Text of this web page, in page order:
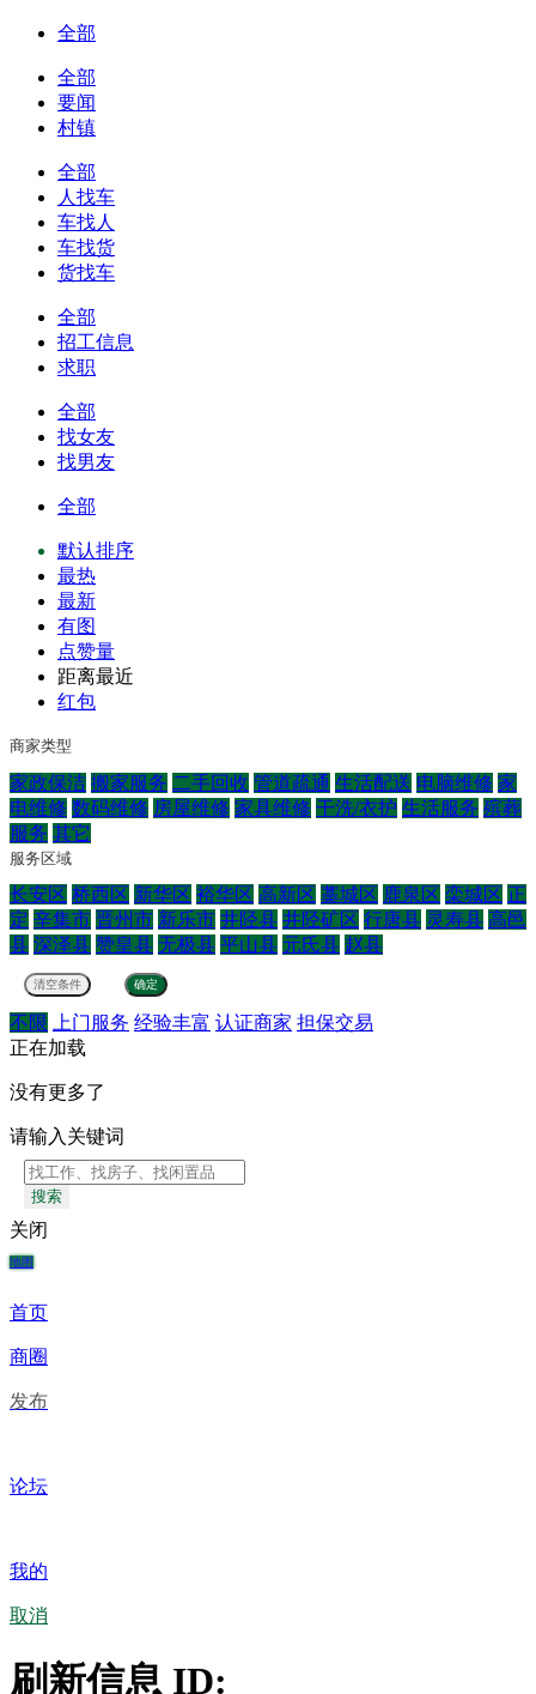
全部
全部
要闻
村镇
全部
人找车
车找人
车找货
货找车
全部
招工信息
求职
全部
找女友
找男友
全部
默认排序
最热
最新
有图
点赞量
距离最近
红包
商家类型
家政保洁 搬家服务 二手回收 管道疏通 生活配送 电脑维修 家
电维修 数码维修 房屋维修 家具维修 干洗/衣护 生活服务 殡葬
服务 其它
服务区域
长安区 桥西区 新华区 裕华区 高新区 藁城区 鹿泉区 栾城区 正
定 辛集市 晋州市 新乐市 井陉县 井陉矿区 行唐县 灵寿县 高邑
县 深泽县 赞皇县 无极县 平山县 元氏县 赵县
不限 上门服务 经验丰富 认证商家 担保交易
正在加载
没有更多了
请输入关键词
搜索
关闭
地图
首页
商圈
发布
论坛
我的
取消
刷新信息 ID: